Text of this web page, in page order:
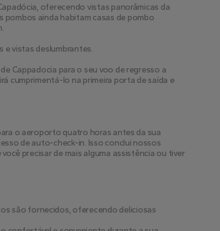
oferecendo vistas panorâmicas da
pombos ainda habitam casas de pombo
e vistas deslumbrantes.
Cappadocia para o seu voo de regresso a
cumprimentá-lo na primeira porta de saída e
o aeroporto quatro horas antes da sua
de auto-check-in. Isso conclui nossos
precisar de mais alguma assistência ou tiver
são fornecidos, oferecendo deliciosas